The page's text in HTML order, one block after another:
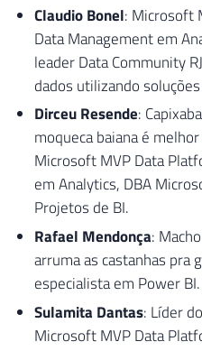
Claudio Bonel: Microsoft
Data Management em
leader Data Community
dados utilizando
Dirceu Resende:
moqueca baiana é
Microsoft MVP Data
em Analytics, DBA
Projetos de BI.
Rafael Mendonça:
arruma as castanhas pra
especialista em Power BI.
Sulamita Dantas: Líder
Microsoft MVP Data